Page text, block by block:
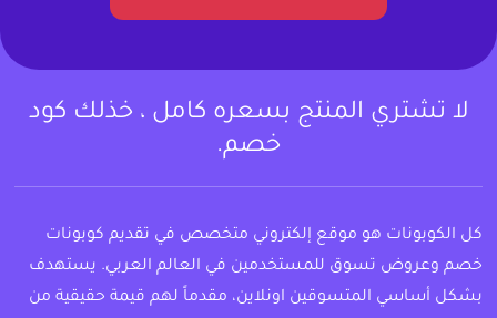
لا تشتري المنتج بسعره كامل ، خذلك كود
خصم.
كل الكوبونات هو موقع إلكتروني متخصص في تقديم كوبونات
خصم وعروض تسوق للمستخدمين في العالم العربي. يستهدف
بشكل أساسي المتسوقين اونلاين، مقدماً لهم قيمة حقيقية من